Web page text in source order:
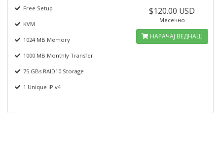
Free Setup
KVM
1024 MB Memory
1000 MB Monthly Transfer
75 GBs RAID10 Storage
1 Unique IP v4
$120.00 USD
Месечно
НАРАЧАЈ ВЕДНАШ